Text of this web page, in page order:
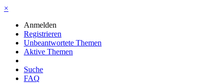
×
Anmelden
Registrieren
Unbeantwortete Themen
Aktive Themen
Suche
FAQ